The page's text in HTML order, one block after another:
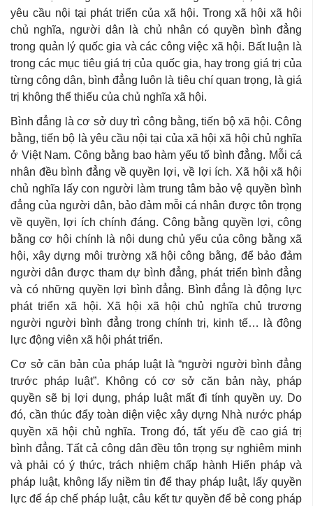
yêu cầu nội tại phát triển của xã hội. Trong xã hội xã hội
chủ nghĩa, người dân là chủ nhân có quyền bình đẳng
trong quản lý quốc gia và các công việc xã hội. Bất luận là
trong các mục tiêu giá trị của quốc gia, hay trong giá trị của
từng công dân, bình đẳng luôn là tiêu chí quan trọng, là giá
trị không thể thiếu của chủ nghĩa xã hội.
Bình đẳng là cơ sở duy trì công bằng, tiến bộ xã hội. Công
bằng, tiến bộ là yêu cầu nội tại của xã hội xã hội chủ nghĩa
ở Việt Nam. Công bằng bao hàm yếu tố bình đẳng. Mỗi cá
nhân đều bình đẳng về quyền lợi, về lợi ích. Xã hội xã hội
chủ nghĩa lấy con người làm trung tâm bảo vệ quyền bình
đẳng của người dân, bảo đảm mỗi cá nhân được tôn trọng
về quyền, lợi ích chính đáng. Công bằng quyền lợi, công
bằng cơ hội chính là nội dung chủ yếu của công bằng xã
hội, xây dựng môi trường xã hội công bằng, để bảo đảm
người dân được tham dự bình đẳng, phát triển bình đẳng
và có những quyền lợi bình đẳng. Bình đẳng là động lực
phát triển xã hội. Xã hội xã hội chủ nghĩa chủ trương
người người bình đẳng trong chính trị, kinh tế… là động
lực động viên xã hội phát triển.
Cơ sở căn bản của pháp luật là “người người bình đẳng
trước pháp luật”. Không có cơ sở căn bản này, pháp
quyền sẽ bị lợi dụng, pháp luật mất đi tính quyền uy. Do
đó, cần thúc đẩy toàn diện việc xây dựng Nhà nước pháp
quyền xã hội chủ nghĩa. Trong đó, tất yếu đề cao giá trị
bình đẳng. Tất cả công dân đều tôn trọng sự nghiêm minh
và phải có ý thức, trách nhiệm chấp hành Hiến pháp và
pháp luật, không lấy niềm tin để thay pháp luật, lấy quyền
lực để áp chế pháp luật, câu kết tư quyền để bẻ cong pháp